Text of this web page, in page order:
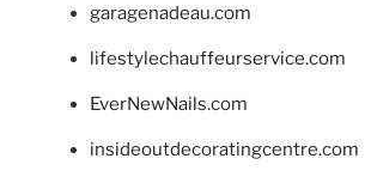
garagenadeau.com
lifestylechauffeurservice.com
EverNewNails.com
insideoutdecoratingcentre.com